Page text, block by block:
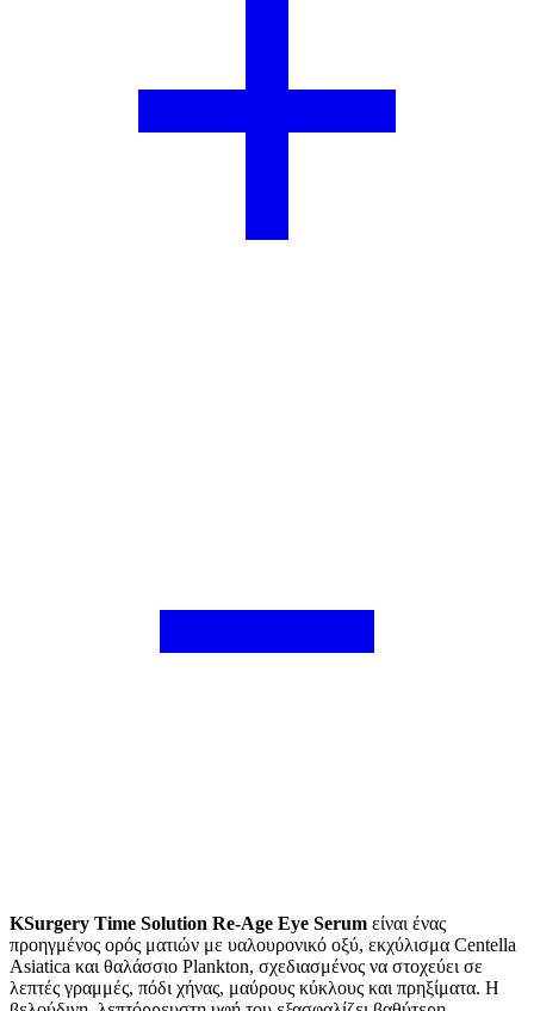
KSurgery Time Solution Re-Age Eye Serum είναι ένας
προηγμένος ορός ματιών με υαλουρονικό οξύ, εκχύλισμα Centella
Asiatica και θαλάσσιο Plankton, σχεδιασμένος να στοχεύει σε
λεπτές γραμμές, πόδι χήνας, μαύρους κύκλους και πρηξίματα. Η